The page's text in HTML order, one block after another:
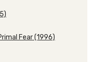
Fear (1996)